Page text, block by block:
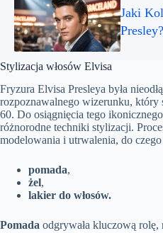
Jaki
Presley?
Stylizacja włosów Elvisa
Fryzura Elvisa Presleya była
rozpoznawalnego wizerunku, który
60. Do osiągnięcia tego
różnorodne techniki stylizacji.
modelowania i utrwalenia, do czego
pomada,
żel,
lakier do włosów.
Pomada odgrywała kluczową rolę,